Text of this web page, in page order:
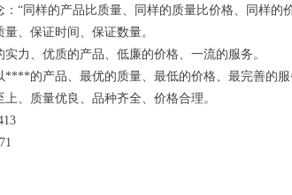
“同样的产品比质量、同样的质量比价格、同样的
、保证时间、保证数量。
实力、优质的产品、低廉的价格、一流的服务。
****的产品、最优的质量、最低的价格、最完善的服
、质量优良、品种齐全、价格合理。